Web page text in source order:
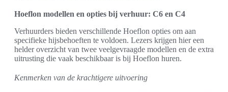
Hoeflon modellen en opties bij verhuur: C6 en C4
Verhuurders bieden verschillende Hoeflon opties om aan
specifieke hijsbehoeften te voldoen. Lezers krijgen hier een
helder overzicht van twee veelgevraagde modellen en de extra
uitrusting die vaak beschikbaar is bij Hoeflon huren.
Kenmerken van de krachtigere uitvoering